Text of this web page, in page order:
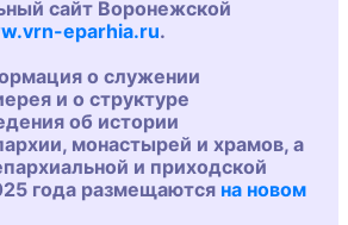
сайт Воронежской
eparhia.ru.
о служении
и о структуре
об истории
монастырей и храмов, а
и приходской
года размещаются на новом